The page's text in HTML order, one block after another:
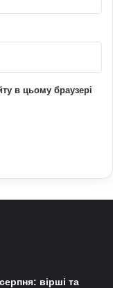
в цьому браузері
вірші та